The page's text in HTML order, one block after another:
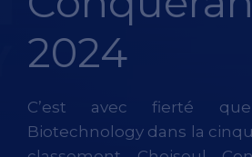
2024
C’est avec fierté
Biotechnology dans la